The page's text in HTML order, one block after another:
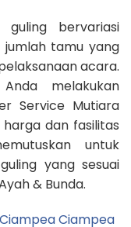
bervariasi
tamu yang
acara.
melakukan
Service Mutiara
dan fasilitas
untuk
yang sesuai
& Bunda.